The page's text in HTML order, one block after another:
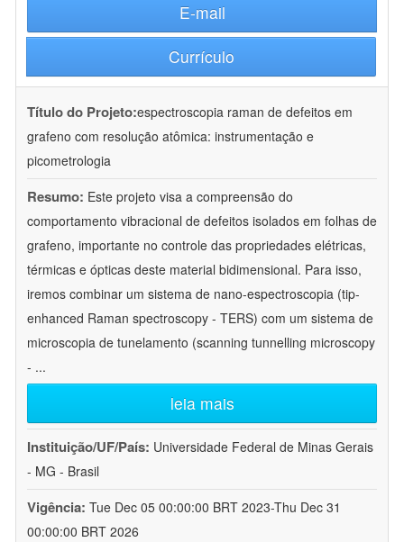
E-mail
Currículo
Título do Projeto:espectroscopia raman de defeitos em
grafeno com resolução atômica: instrumentação e
picometrologia
Resumo: Este projeto visa a compreensão do
comportamento vibracional de defeitos isolados em folhas de
grafeno, importante no controle das propriedades elétricas,
térmicas e ópticas deste material bidimensional. Para isso,
iremos combinar um sistema de nano-espectroscopia (tip-
enhanced Raman spectroscopy - TERS) com um sistema de
microscopia de tunelamento (scanning tunnelling microscopy
- ...
leia mais
Instituição/UF/País: Universidade Federal de Minas Gerais
- MG - Brasil
Vigência: Tue Dec 05 00:00:00 BRT 2023-Thu Dec 31
00:00:00 BRT 2026